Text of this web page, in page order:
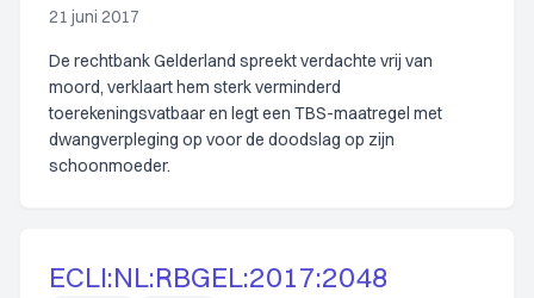
21 juni 2017
De rechtbank Gelderland spreekt verdachte vrij van
moord, verklaart hem sterk verminderd
toerekeningsvatbaar en legt een TBS-maatregel met
dwangverpleging op voor de doodslag op zijn
schoonmoeder.
ECLI:NL:RBGEL:2017:2048